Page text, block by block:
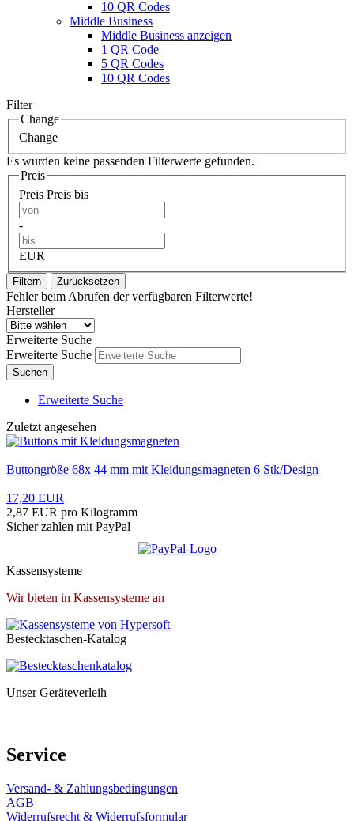
10 QR Codes
Middle Business
Middle Business anzeigen
1 QR Code
5 QR Codes
10 QR Codes
Filter
Change
Change
Es wurden keine passenden Filterwerte gefunden.
Preis
Preis Preis bis
-
EUR
Filtern Zurücksetzen
Fehler beim Abrufen der verfügbaren Filterwerte!
Hersteller
Erweiterte Suche
Erweiterte Suche
Suchen
Erweiterte Suche
Zuletzt angesehen
Buttongröße 68x 44 mm mit Kleidungsmagneten 6 Stk/Design
17,20 EUR
2,87 EUR pro Kilogramm
Sicher zahlen mit PayPal
Kassensysteme
Wir bieten in Kassensysteme an
Bestecktaschen-Katalog
Unser Geräteverleih
Service
Versand- & Zahlungsbedingungen
AGB
Widerrufsrecht & Widerrufsformular